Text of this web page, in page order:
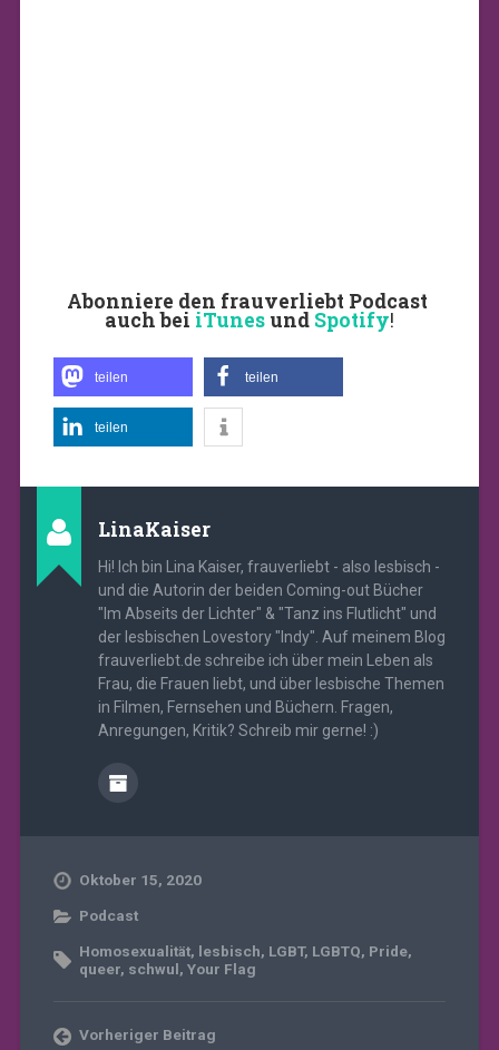
Abonniere den frauverliebt Podcast
auch bei iTunes und Spotify!
teilen teilen
teilen
LinaKaiser
Hi! Ich bin Lina Kaiser, frauverliebt - also lesbisch -
und die Autorin der beiden Coming-out Bücher
"Im Abseits der Lichter" & "Tanz ins Flutlicht" und
der lesbischen Lovestory "Indy". Auf meinem Blog
frauverliebt.de schreibe ich über mein Leben als
Frau, die Frauen liebt, und über lesbische Themen
in Filmen, Fernsehen und Büchern. Fragen,
Anregungen, Kritik? Schreib mir gerne! :)
Oktober 15, 2020
Podcast
Homosexualität, lesbisch, LGBT, LGBTQ, Pride,
queer, schwul, Your Flag
Vorheriger Beitrag